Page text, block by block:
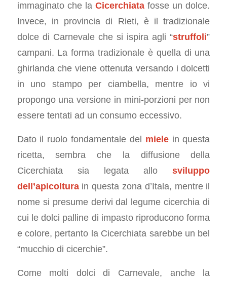
immaginato che la Cicerchiata fosse un dolce.
Invece, in provincia di Rieti, è il tradizionale
dolce di Carnevale che si ispira agli “struffoli”
campani. La forma tradizionale è quella di una
ghirlanda che viene ottenuta versando i dolcetti
in uno stampo per ciambella, mentre io vi
propongo una versione in mini-porzioni per non
essere tentati ad un consumo eccessivo.
Dato il ruolo fondamentale del mielein questa
ricetta, sembra che la diffusione della
Cicerchiata sia legata allosviluppo
dell’apicolturain questa zona d’Itala, mentre il
nome si presume derivi dal legume cicerchia di
cui le dolci palline di impasto riproducono forma
e colore, pertanto la Cicerchiata sarebbe un bel
“mucchio di cicerchie”.
Come molti dolci di Carnevale, anche la